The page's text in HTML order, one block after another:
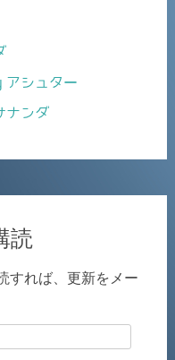
アシュター
ナンダ
読
すれば、更新をメー